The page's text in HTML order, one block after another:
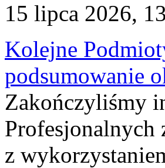
15 lipca 2026,
Kolejne
podsumowanie
Zakończyliśmy
Profesjonalnych
z